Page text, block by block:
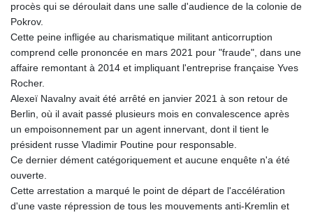
procès qui se déroulait dans une salle d'audience de la colonie de
Pokrov.
Cette peine infligée au charismatique militant anticorruption
comprend celle prononcée en mars 2021 pour "fraude", dans une
affaire remontant à 2014 et impliquant l'entreprise française Yves
Rocher.
Alexeï Navalny avait été arrêté en janvier 2021 à son retour de
Berlin, où il avait passé plusieurs mois en convalescence après
un empoisonnement par un agent innervant, dont il tient le
président russe Vladimir Poutine pour responsable.
Ce dernier dément catégoriquement et aucune enquête n'a été
ouverte.
Cette arrestation a marqué le point de départ de l'accélération
d'une vaste répression de tous les mouvements anti-Kremlin et